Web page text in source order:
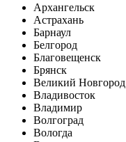
Архангельск
Астрахань
Барнаул
Белгород
Благовещенск
Брянск
Великий Новгород
Владивосток
Владимир
Волгоград
Вологда